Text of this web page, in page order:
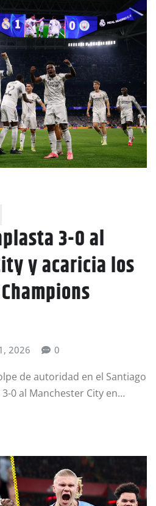
3-0 al
y acaricia los
2026 0
de autoridad en el Santiago
0 al Manchester City en…